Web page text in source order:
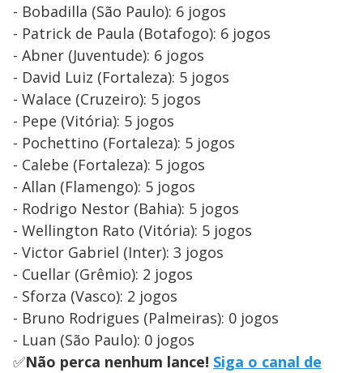
- Bobadilla (São Paulo): 6 jogos
- Patrick de Paula (Botafogo): 6 jogos
- Abner (Juventude): 6 jogos
- David Luiz (Fortaleza): 5 jogos
- Walace (Cruzeiro): 5 jogos
- Pepe (Vitória): 5 jogos
- Pochettino (Fortaleza): 5 jogos
- Calebe (Fortaleza): 5 jogos
- Allan (Flamengo): 5 jogos
- Rodrigo Nestor (Bahia): 5 jogos
- Wellington Rato (Vitória): 5 jogos
- Victor Gabriel (Inter): 3 jogos
- Cuellar (Grêmio): 2 jogos
- Sforza (Vasco): 2 jogos
- Bruno Rodrigues (Palmeiras): 0 jogos
- Luan (São Paulo): 0 jogos
✅Não perca nenhum lance! Siga o canal de